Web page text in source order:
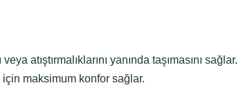
atıştırmalıklarını yanında taşımasını sağlar.
için maksimum konfor sağlar.